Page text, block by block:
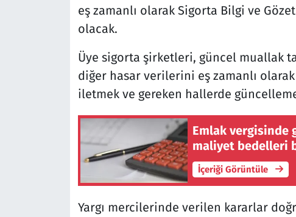
eş zamanlı olarak Sigorta Bilgi ve
olacak.
Üye sigorta şirketleri, güncel muallak
diğer hasar verilerini eş zamanlı
iletmek ve gereken hallerde
Emlak vergisinde
maliyet bedelleri
İçeriği Görüntüle
Yargı mercilerinde verilen kararlar